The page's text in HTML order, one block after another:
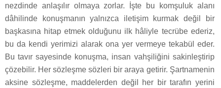
nezdinde anlaşılır olmaya zorlar. İşte bu komşuluk alanı
dâhilinde konuşmanın yalnızca iletişim kurmak değil bir
başkasına hitap etmek olduğunu ilk hâliyle tecrübe ederiz,
bu da kendi yerimizi alarak ona yer vermeye tekabül eder.
Bu tavır sayesinde konuşma, insan vahşiliğini sakinleştirip
çözebilir. Her sözleşme sözleri bir araya getirir. Şartnamenin
aksine sözleşme, maddelerden değil her bir tarafın yerini